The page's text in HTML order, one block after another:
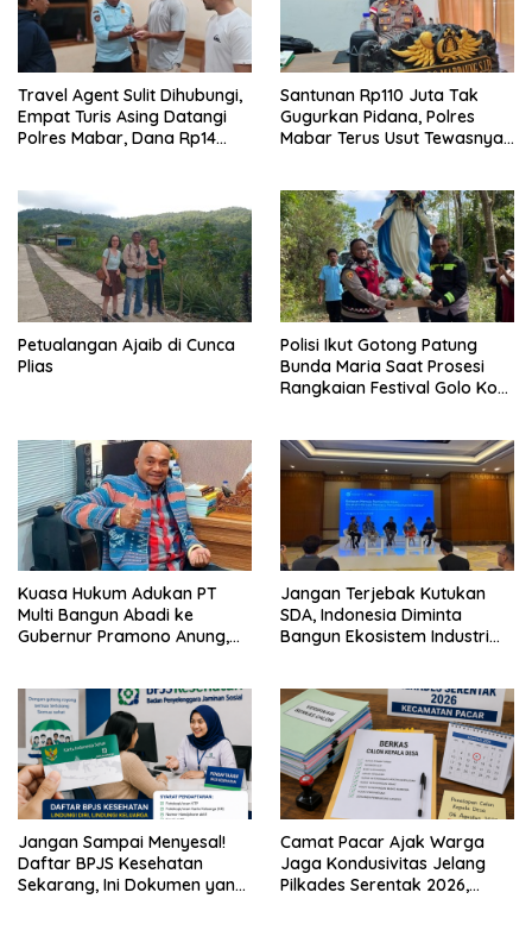
Travel Agent Sulit Dihubungi,
Empat Turis Asing Datangi
Polres Mabar, Dana Rp14
Santunan Rp110 Juta Tak
Gugurkan Pidana, Polres
Mabar Terus Usut Tewasnya
Petualangan Ajaib di Cunca
Plias
Polisi Ikut Gotong Patung
Bunda Maria Saat Prosesi
Rangkaian Festival Golo Koe
Kuasa Hukum Adukan PT
Multi Bangun Abadi ke
Gubernur Pramono Anung,
Jangan Terjebak Kutukan
SDA, Indonesia Diminta
Bangun Ekosistem Industri
Jangan Sampai Menyesal!
Daftar BPJS Kesehatan
Sekarang, Ini Dokumen yang
Camat Pacar Ajak Warga
Jaga Kondusivitas Jelang
Pilkades Serentak 2026,